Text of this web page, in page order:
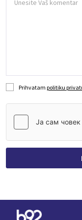
Prihvatam politiku